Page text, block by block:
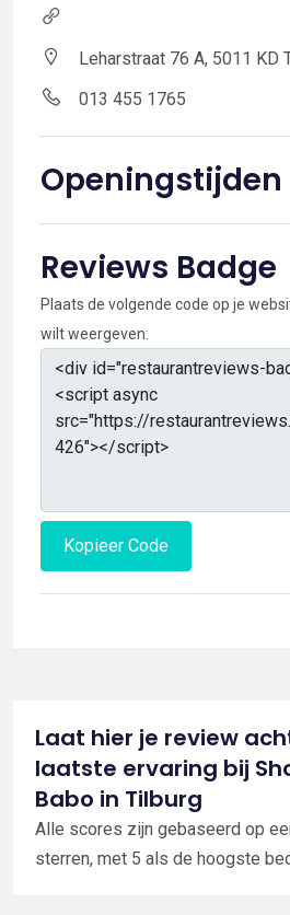
Leharstraat 76 A, 5011 KD
013 455 1765
Openingstijden
Reviews Badge
Plaats de volgende code op je
wilt weergeven:
Kopieer Code
Laat hier je review
laatste ervaring bij
Babo in Tilburg
Alle scores zijn gebaseerd op
sterren, met 5 als de hoogste